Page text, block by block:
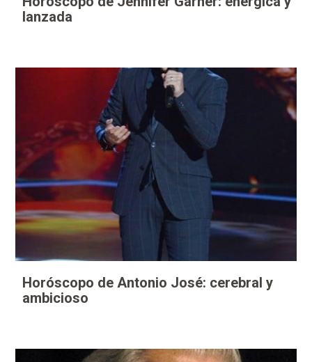
lanzada
Horóscopo de Antonio José: cerebral y
ambicioso